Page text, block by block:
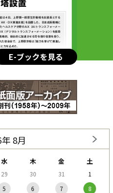
E-ブックを見る
8月
水 木 金 土
29 30 31
1
5 6 7
8